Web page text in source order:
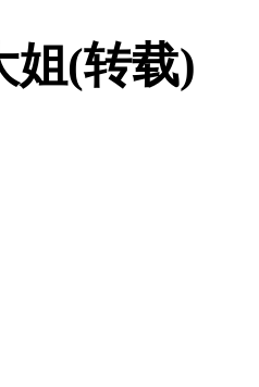
姐(转载)